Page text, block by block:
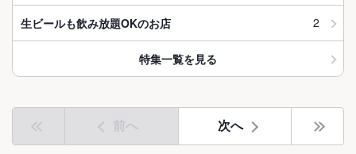
生ビールも飲み放題OKのお店 2
特集一覧を見る
前へ 次へ